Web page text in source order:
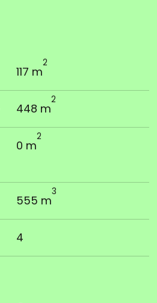
117 m
2
448 m
2
0 m
2
555 m
3
4